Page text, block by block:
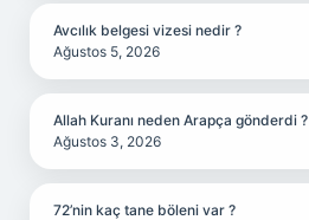
Avcılık belgesi vizesi nedir ?
Ağustos 5, 2026
Allah Kuranı neden Arapça gönderdi ?
Ağustos 3, 2026
72’nin kaç tane böleni var ?